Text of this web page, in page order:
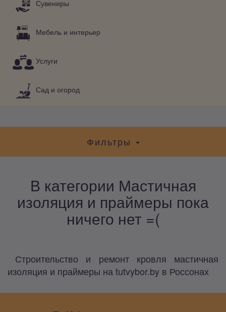
Сувениры
Мебель и интерьер
Услуги
Сад и огород
Фильтры
В категории Мастичная
изоляция и праймеры пока
ничего нет =(
Строительство и ремонт кровля мастичная
изоляция и праймеры на tutvybor.by в Россонах